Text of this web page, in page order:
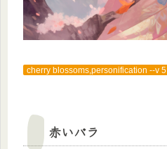
cherry blossoms,personification --v 5
赤いバラ